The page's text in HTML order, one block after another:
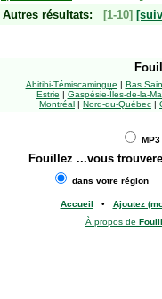
Autres résultats: [1-10]
Abitibi-Témiscamingue | Bas
Estrie | Gaspésie-Îles-de-la-
Montréal | Nord-du-Québec |
Fouillez ...vous
dans votre région
Accueil • Ajoutez
À propos de